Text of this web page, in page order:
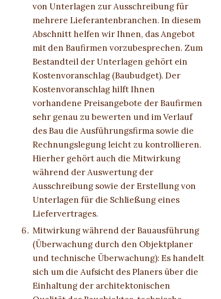
von Unterlagen zur Ausschreibung für
mehrere Lieferantenbranchen. In diesem
Abschnitt helfen wir Ihnen, das Angebot
mit den Baufirmen vorzubesprechen. Zum
Bestandteil der Unterlagen gehört ein
Kostenvoranschlag (Baubudget). Der
Kostenvoranschlag hilft Ihnen
vorhandene Preisangebote der Baufirmen
sehr genau zu bewerten und im Verlauf
des Bau die Ausführungsfirma sowie die
Rechnungslegung leicht zu kontrollieren.
Hierher gehört auch die Mitwirkung
während der Auswertung der
Ausschreibung sowie der Erstellung von
Unterlagen für die Schließung eines
Liefervertrages.
Mitwirkung während der Bauausführung
(Überwachung durch den Objektplaner
und technische Überwachung): Es handelt
sich um die Aufsicht des Planers über die
Einhaltung der architektonischen